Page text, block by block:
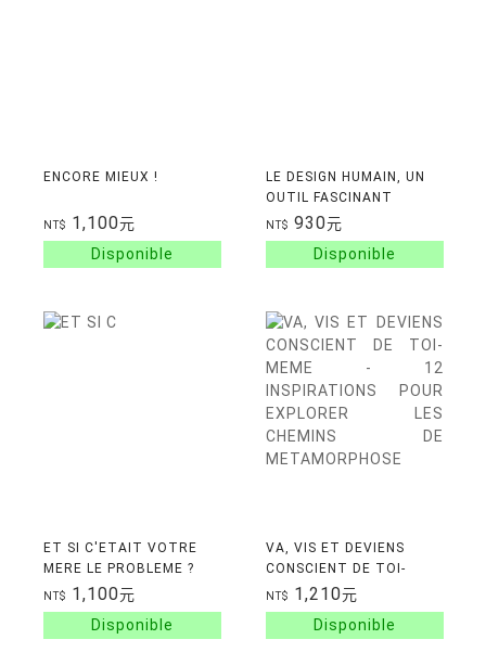
ENCORE MIEUX !
NT$ 1,100元
LE DESIGN HUMAIN, UN
OUTIL FASCINANT
NT$ 930元
ET SI C'ETAIT VOTRE
MERE LE PROBLEME ?
NT$ 1,100元
VA, VIS ET DEVIENS
CONSCIENT DE TOI-
MEME - 12 INSPIRATIONS
POUR EXPLORER LES
CHEMINS DE
NT$ 1,210元